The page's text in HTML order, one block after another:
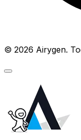
© 2026 Airygen.